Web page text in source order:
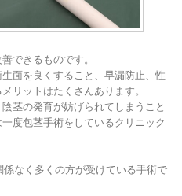
できるものです。
面を良くすること、早漏防止、性
リットはたくさんあります。
茎の発育が妨げられてしまうこと
度包茎手術をしているクリニック
なく多くの方が受けている手術で